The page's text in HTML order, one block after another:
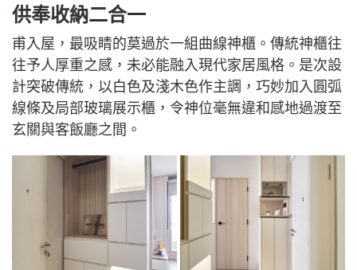
供奉收納二合一
甫入屋，最吸睛的莫過於一組曲線神櫃。傳統神櫃往
往予人厚重之感，未必能融入現代家居風格。是次設
計突破傳統，以白色及淺木色作主調，巧妙加入圓弧
線條及局部玻璃展示櫃，令神位毫無違和感地過渡至
玄關與客飯廳之間。